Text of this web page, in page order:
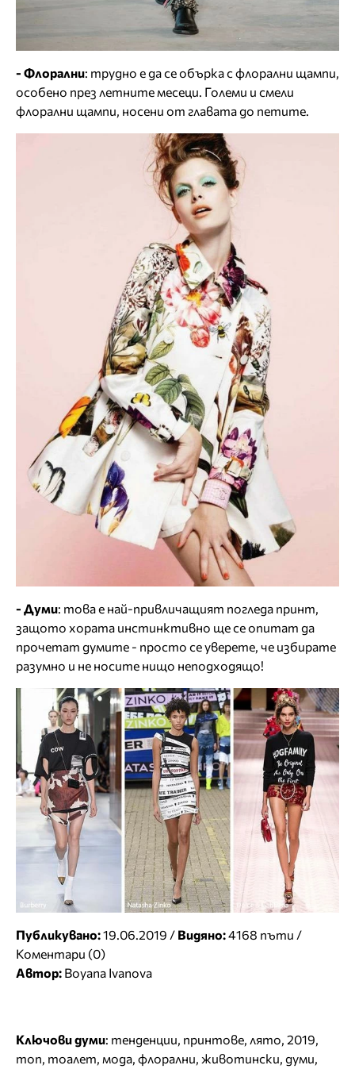
- Флорални: трудно е да се обърка с флорални щампи,
особено през летните месеци. Големи и смели
флорални щампи, носени от главата до петите.
- Думи: това е най-привличащият погледа принт,
защото хората инстинктивно ще се опитат да
прочетат думите - просто се уверете, че избирате
разумно и не носите нищо неподходящо!
Публикувано:19.06.2019 / Видяно:4168 пъти /
Коментари (0)
Автор: Boyana Ivanova
Ключови думи: тенденции, принтове, лято, 2019,
топ, тоалет, мода, флорални, животински, думи,